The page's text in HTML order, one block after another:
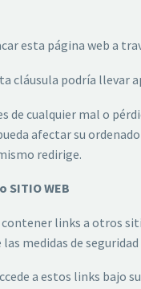
esta página web a
cláusula podría llevar
de cualquier mal o
afectar su
redirige.
SITIO WEB
links a otros
medidas de
a estos links bajo